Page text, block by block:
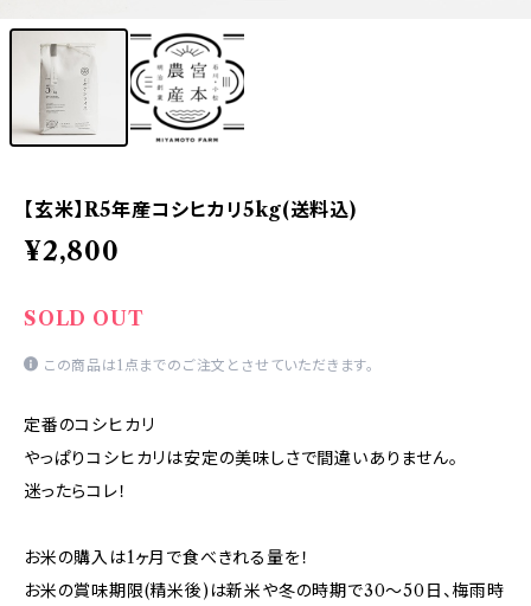
【玄米】R5年産コシヒカリ5kg(送料込)
¥2,800
SOLD OUT
この商品は1点までのご注文とさせていただきます。
定番のコシヒカリ
やっぱりコシヒカリは安定の美味しさで間違いありません。
迷ったらコレ！
お米の購入は1ヶ月で食べきれる量を！
お米の賞味期限(精米後)は新米や冬の時期で30～50日、梅雨時